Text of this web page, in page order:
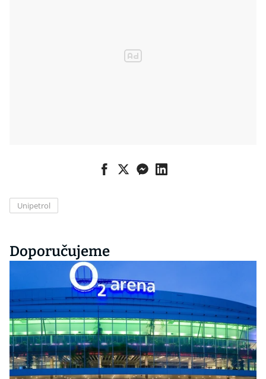
Unipetrol
Doporučujeme